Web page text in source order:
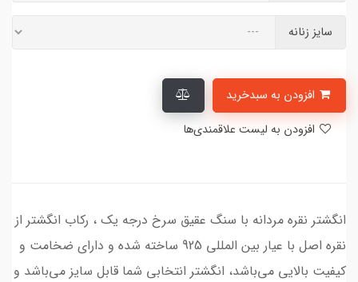
سایز زنانه
انگشتر نقره مردانه با سنگ عقیق سرخ درجه یک ، رکاب انگشتر از
نقره اصل با عیار بین المللی 925 ساخته شده و دارای ضخامت و
کیفیت بالایی می‌باشد، انگشتر انتخابی شما قابل سایز می‌باشد و